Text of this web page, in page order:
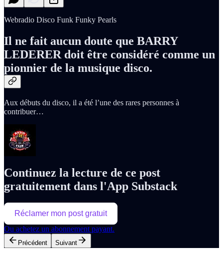
Webradio Disco Funk Funky Pearls
Il ne fait aucun doute que BARRY
LEDERER doit être considéré comme un
pionnier de la musique disco.
Aux débuts du disco, il a été l’une des rares personnes à
contribuer…
Continuez la lecture de ce post
gratuitement dans l'App Substack
Réclamer mon post gratuit
Ou achetez un abonnement payant.
Précédent Suivant